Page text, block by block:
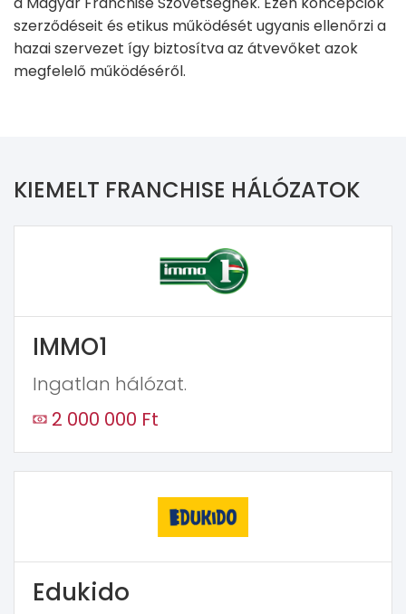
szerződéseit és etikus működését ugyanis ellenőrzi a
hazai szervezet így biztosítva az átvevőket azok
megfelelő működéséről.
KIEMELT FRANCHISE HÁLÓZATOK
IMMO1
Ingatlan hálózat.
2 000 000 Ft
Edukido